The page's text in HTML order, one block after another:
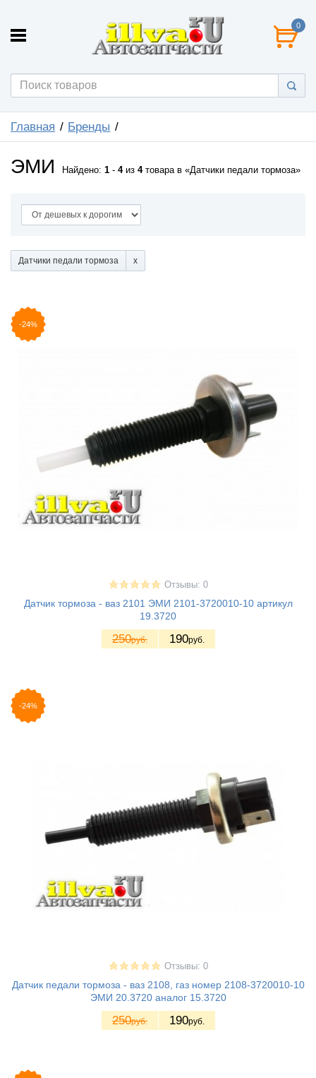
0
Главная Бренды
ЭМИ Найдено: 1 - 4из 4товара в Датчики педали тормоза
Датчики педали тормоза
-24%
Отзывы: 0
Датчик тормоза - ваз 2101 ЭМИ 2101-3720010-10 артикул
19.3720
250руб. 190руб.
-24%
Отзывы: 0
Датчик педали тормоза - ваз 2108, газ номер 2108-3720010-10
ЭМИ 20.3720 аналог 15.3720
250руб. 190руб.